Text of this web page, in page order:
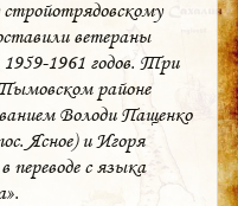
ветераны
1961 годов. Три
районе
Володи Пащенко
Ясное) и Игоря
переводе с языка